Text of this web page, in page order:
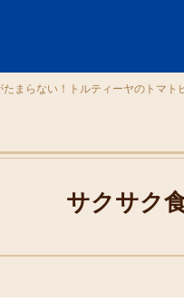
まらない！トルティーヤのトマト
サクサク